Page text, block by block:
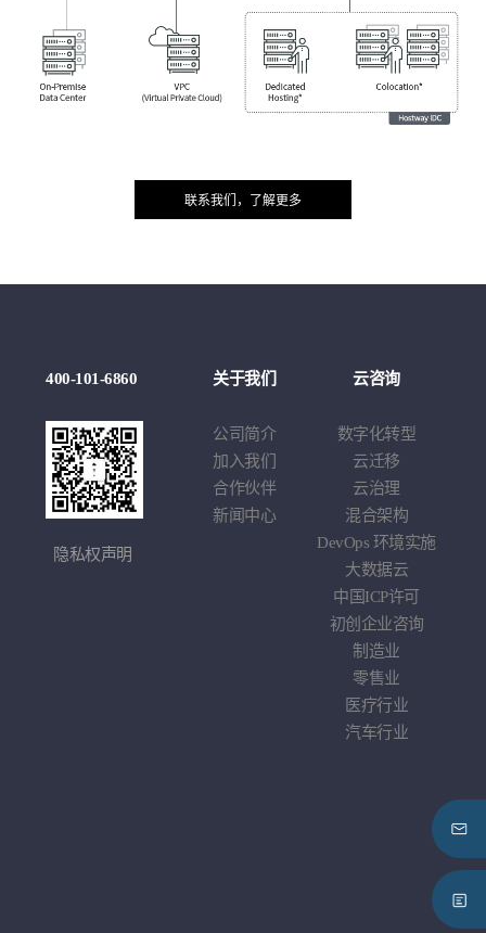
联系我们，了解更多
400-101-6860
隐私权声明
关于我们
公司简介
加入我们
合作伙伴
新闻中心
云咨询
数字化转型
云迁移
云治理
混合架构
DevOps 环境实施
大数据云
中国ICP许可
初创企业咨询
制造业
零售业
医疗行业
汽车行业